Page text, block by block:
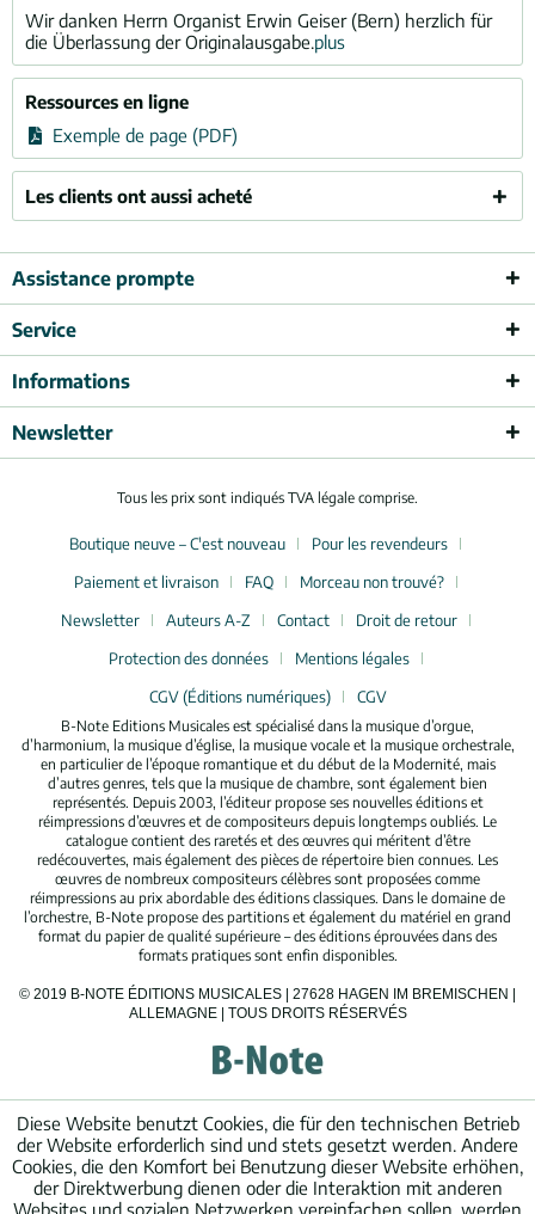
Wir danken Herrn Organist Erwin Geiser (Bern) herzlich für
die Überlassung der Originalausgabe.plus
Ressources en ligne
Exemple de page (PDF)
Les clients ont aussi acheté
Assistance prompte
Service
Informations
Newsletter
Tous les prix sont indiqués TVA légale comprise.
Boutique neuve – C'est nouveau
Pour les revendeurs
Paiement et livraison
FAQ
Morceau non trouvé?
Newsletter
Auteurs A-Z Contact
Droit de retour
Protection des données
Mentions légales
CGV (Éditions numériques)
CGV
B-Note Editions Musicales est spécialisé dans la musique d’orgue,
d’harmonium, la musique d’église, la musique vocale et la musique orchestrale,
en particulier de l’époque romantique et du début de la Modernité, mais
d’autres genres, tels que la musique de chambre, sont également bien
représentés. Depuis 2003, l’éditeur propose ses nouvelles éditions et
réimpressions d’œuvres et de compositeurs depuis longtemps oubliés. Le
catalogue contient des raretés et des œuvres qui méritent d’être
redécouvertes, mais également des pièces de répertoire bien connues. Les
œuvres de nombreux compositeurs célèbres sont proposées comme
réimpressions au prix abordable des éditions classiques. Dans le domaine de
l’orchestre, B-Note propose des partitions et également du matériel en grand
format du papier de qualité supérieure – des éditions éprouvées dans des
formats pratiques sont enfin disponibles.
© 2019 B-NOTE ÉDITIONS MUSICALES | 27628 HAGEN IM BREMISCHEN |
ALLEMAGNE | TOUS DROITS RÉSERVÉS
Diese Website benutzt Cookies, die für den technischen Betrieb
der Website erforderlich sind und stets gesetzt werden. Andere
Cookies, die den Komfort bei Benutzung dieser Website erhöhen,
der Direktwerbung dienen oder die Interaktion mit anderen
Websites und sozialen Netzwerken vereinfachen sollen, werden